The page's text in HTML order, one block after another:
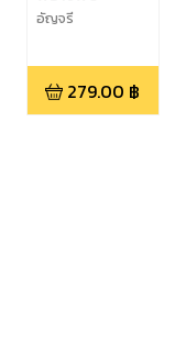
อัญจรี
279.00 ฿